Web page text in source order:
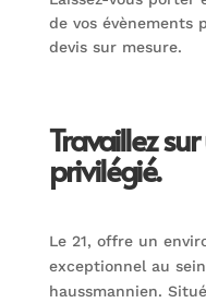
de vos évènements
devis sur mesure.
Travaillez
privilégié.
Le 21, offre un
exceptionnel au
haussmannien.